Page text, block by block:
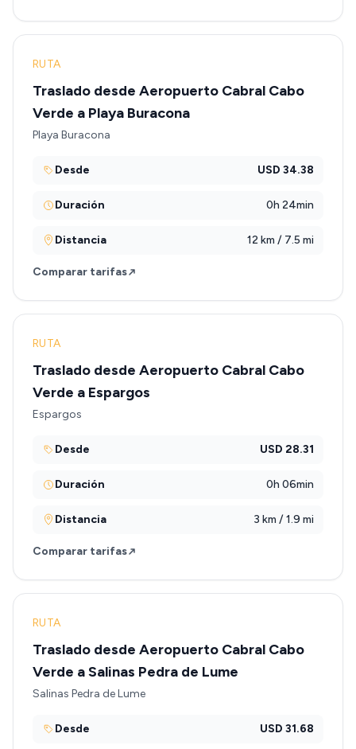
RUTA
Traslado desde Aeropuerto Cabral Cabo
Verde a Playa Buracona
Playa Buracona
Desde USD 34.38
Duración 0h 24min
Distancia 12 km / 7.5 mi
Comparar tarifas
RUTA
Traslado desde Aeropuerto Cabral Cabo
Verde a Espargos
Espargos
Desde USD 28.31
Duración 0h 06min
Distancia 3 km / 1.9 mi
Comparar tarifas
RUTA
Traslado desde Aeropuerto Cabral Cabo
Verde a Salinas Pedra de Lume
Salinas Pedra de Lume
Desde USD 31.68